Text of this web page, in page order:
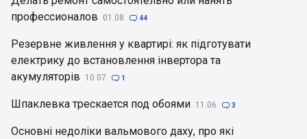
профессионалов
01.08  44
Резервне живлення у квартирі: як підготувати
електрику до встановлення інвертора та
акумуляторів
10.07  1
Шпаклевка трескается под обоями 11.06  3
Основні недоліки вальмового даху, про які